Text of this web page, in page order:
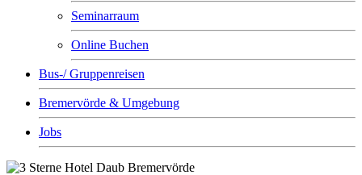
Seminarraum
Online Buchen
Bus-/ Gruppenreisen
Bremervörde & Umgebung
Jobs